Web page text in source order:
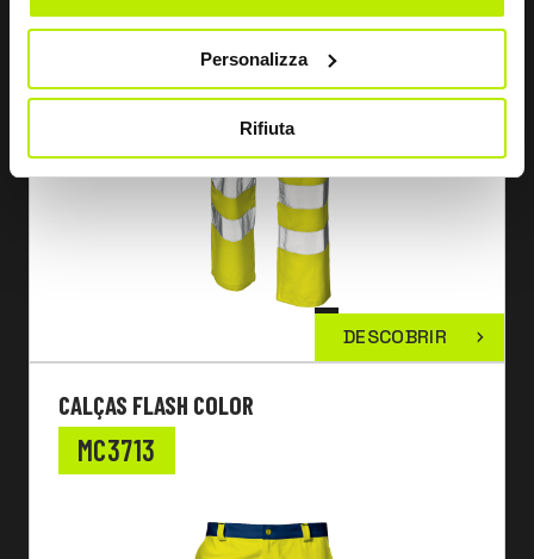
Personalizza
Rifiuta
DESCOBRIR
CALÇAS FLASH COLOR
MC3713